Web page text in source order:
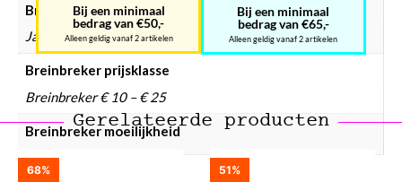
Breinbreker hersenkrakers
Ja
Breinbreker prijsklasse
Breinbreker € 10 – € 25
Breinbreker moeilijkheid
Bij een minimaal
bedrag van €50,-
Alleen geldig vanaf 2 artikelen
Bij een minimaal
bedrag van €65,-
Alleen geldig vanaf 2 artikelen
Gerelateerde producten
68% 51%